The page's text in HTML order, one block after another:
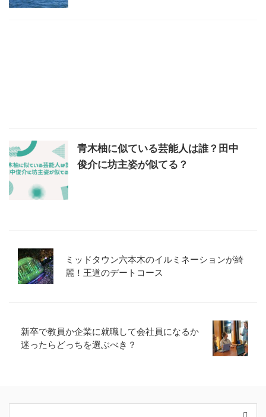
青木柚に似ている芸能人は誰？田中
俊介に坊主姿が似てる？
ミッドタウン六本木のイルミネーションが綺
麗！王道のデートコース
新卒で教員か企業に就職して会社員になるか
迷ったらどっちを選ぶべき？